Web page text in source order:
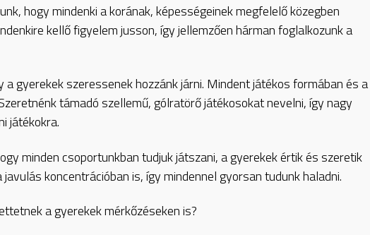
hogy mindenki a korának, képességeinek megfelelő közegben
kellő figyelem jusson, így jellemzően hárman foglalkozunk a
gyerekek szeressenek hozzánk járni. Mindent játékos formában és a
támadó szellemű, gólratörő játékosokat nevelni, így nagy
játékokra.
minden csoportunkban tudjuk játszani, a gyerekek értik és szeretik
koncentrációban is, így mindennel gyorsan tudunk haladni.
a gyerekek mérkőzéseken is?